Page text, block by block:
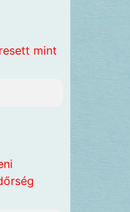
mint